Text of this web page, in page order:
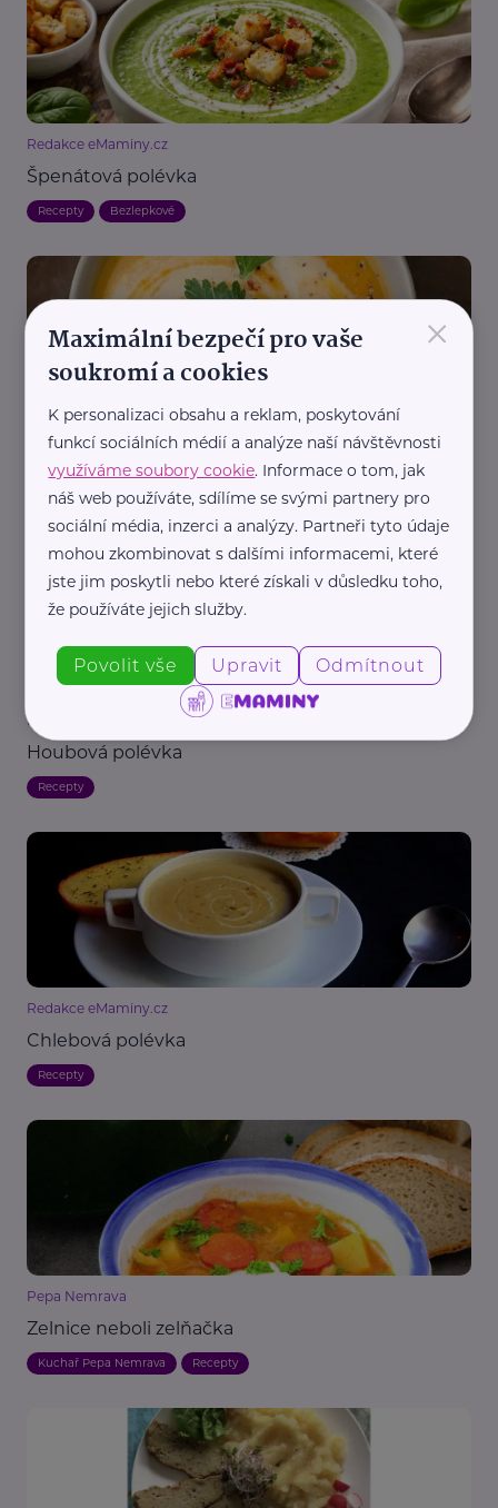
Redakce eMaminy.cz
Špenátová polévka
Recepty Bezlepkové
Redakce eMaminy.cz
Zeleninová polévka
Recepty Bezlepkové
Redakce eMaminy.cz
Houbová polévka
Recepty
Redakce eMaminy.cz
Chlebová polévka
Recepty
Pepa Nemrava
Zelnice neboli zelňačka
Kuchař Pepa Nemrava Recepty
×
Maximální bezpečí pro vaše
soukromí a cookies
K personalizaci obsahu a reklam, poskytování
funkcí sociálních médií a analýze naší návštěvnosti
využíváme soubory cookie. Informace o tom, jak
náš web používáte, sdílíme se svými partnery pro
sociální média, inzerci a analýzy. Partneři tyto údaje
mohou zkombinovat s dalšími informacemi, které
jste jim poskytli nebo které získali v důsledku toho,
že používáte jejich služby.
Povolit vše Upravit Odmítnout